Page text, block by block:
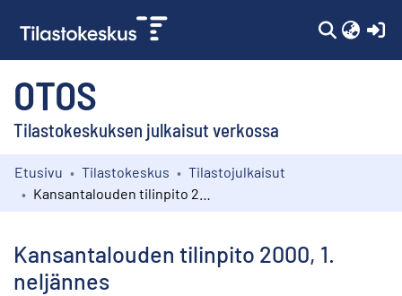
OTOS
Tilastokeskuksen julkaisut verkossa
Kokoelmat
Etusivu Tilastokeskus
Tilastojulkaisut
Kansantalouden tilinpito 2000, 1.
neljännes